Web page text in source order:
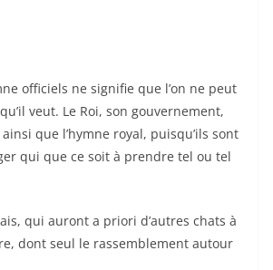
officiels ne signifie que l’on ne peut
veut. Le Roi, son gouvernement,
que l’hymne royal, puisqu’ils sont
qui que ce soit à prendre tel ou tel
qui auront a priori d’autres chats à
dont seul le rassemblement autour